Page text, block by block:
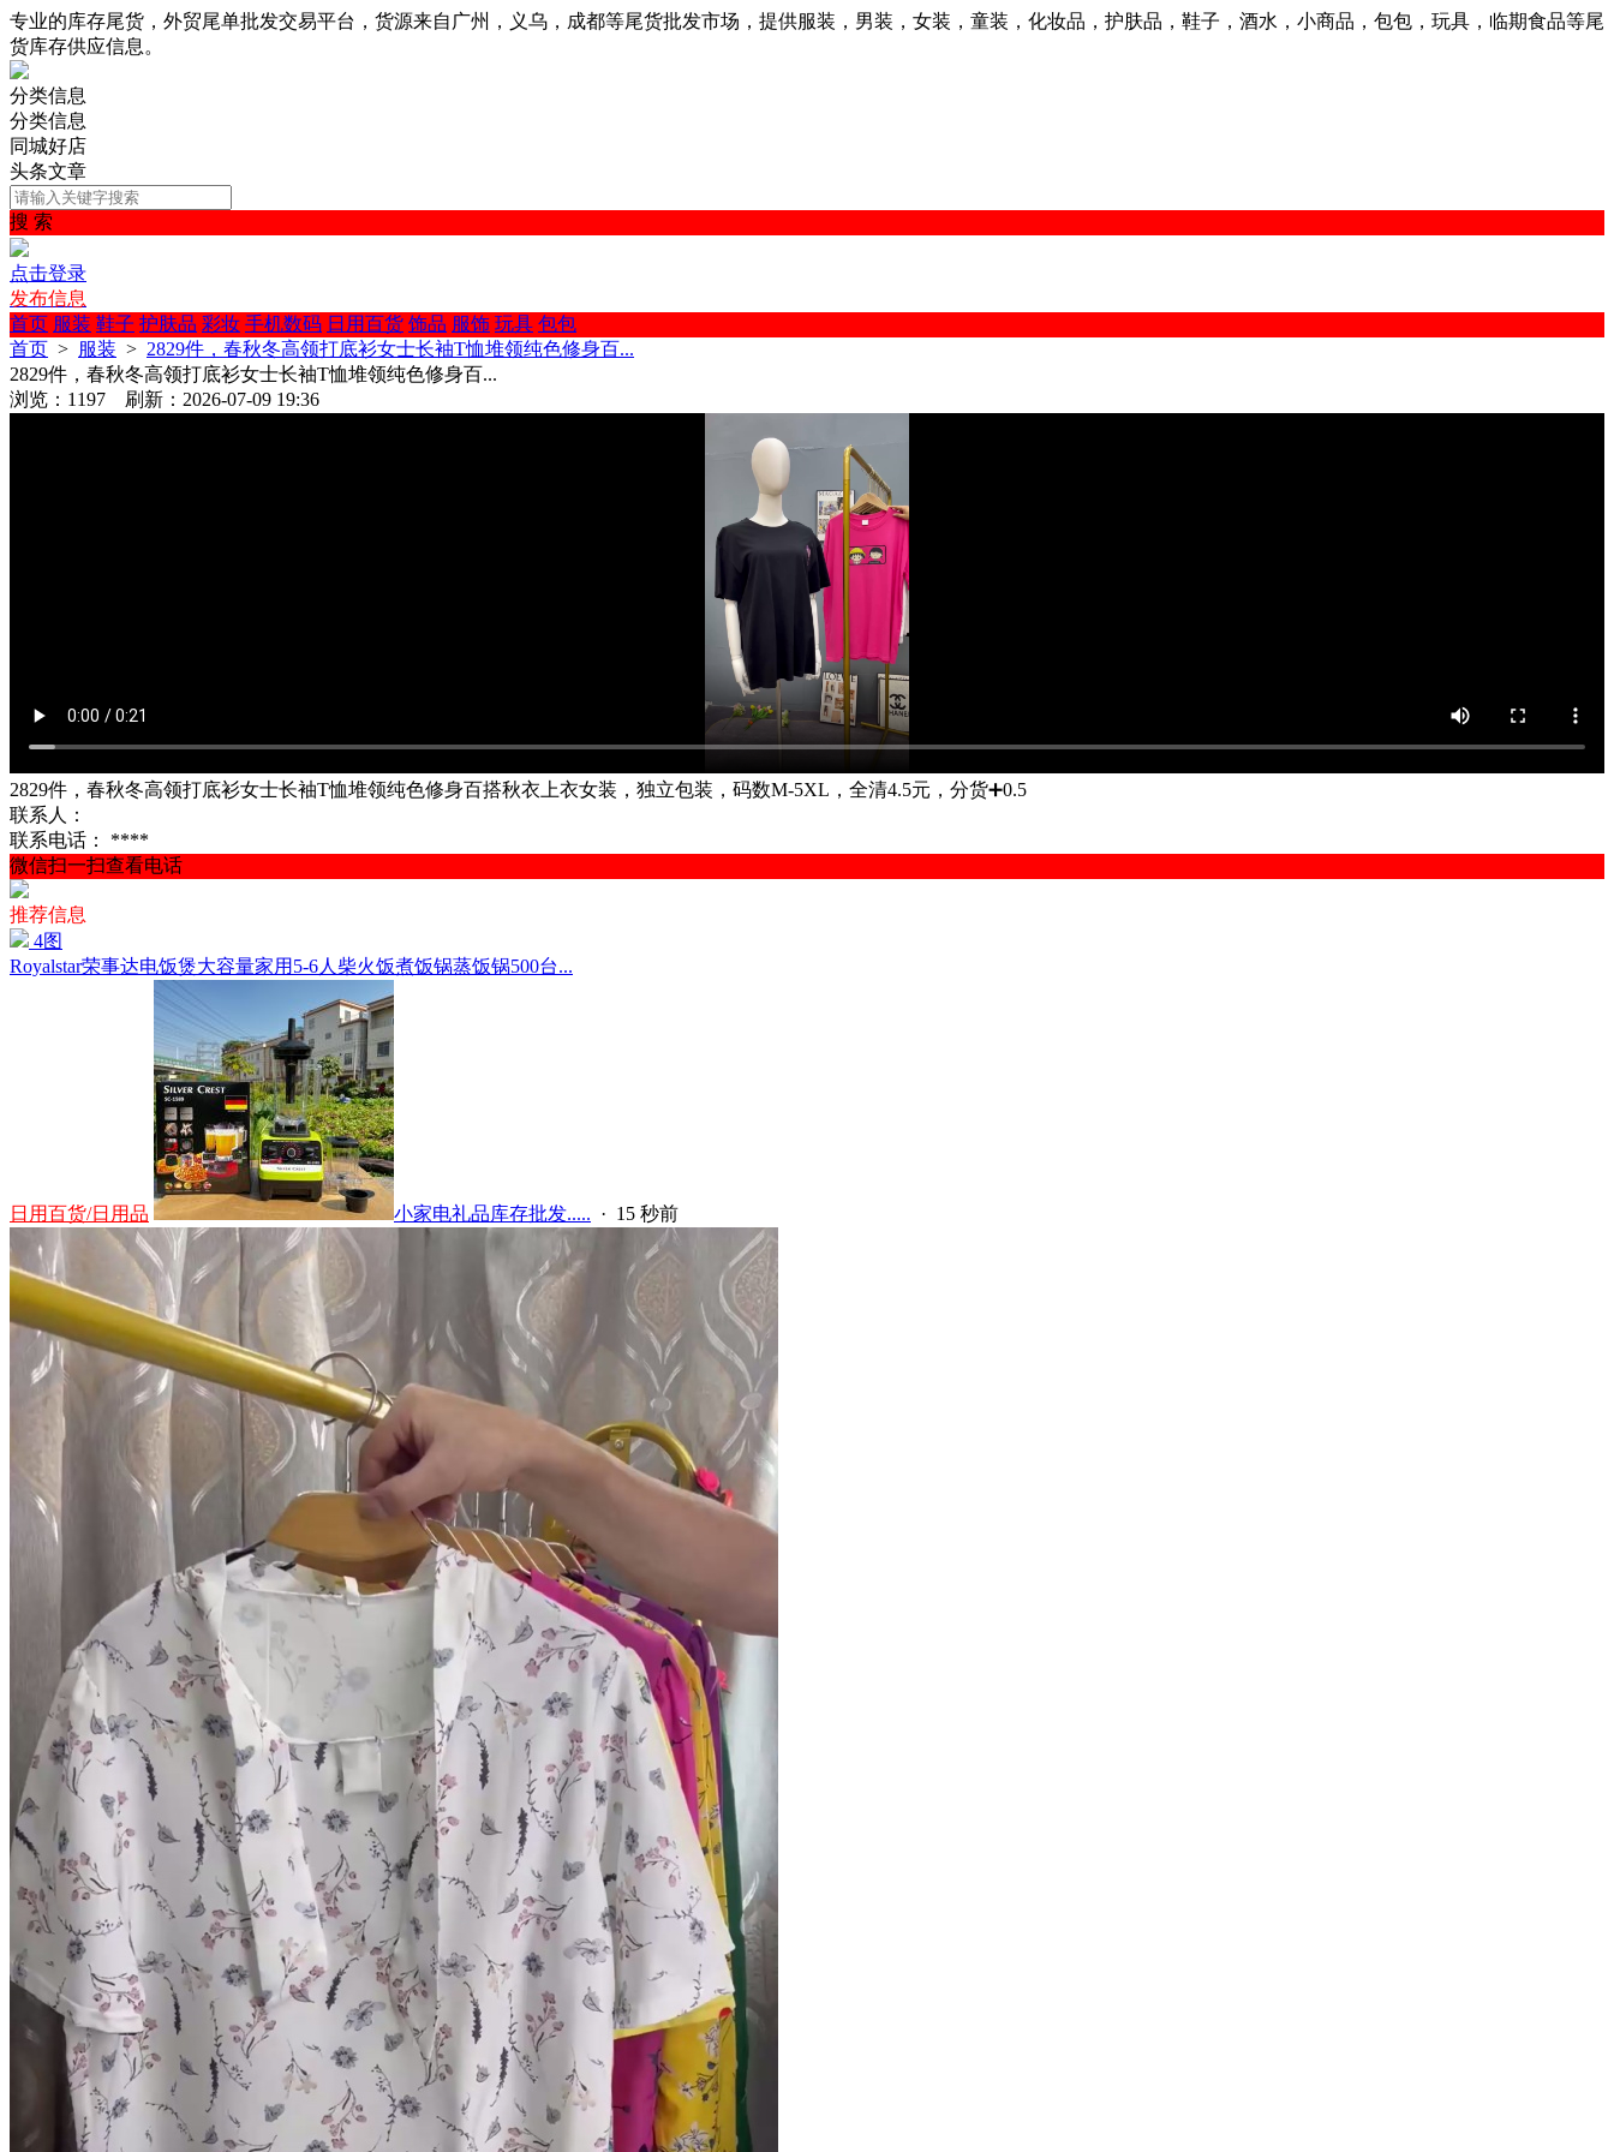
专业的库存尾货，外贸尾单批发交易平台，货源来自广州，义乌，成都等尾货批发市场，提供服装，男装，女装，童装，化妆品，护肤品，鞋子，酒水，小商品，包包，玩具，临期食品等尾
货库存供应信息。
分类信息
分类信息
同城好店
头条文章
搜 索
点击登录
发布信息
首页 服装 鞋子 护肤品 彩妆 手机数码 日用百货 饰品 服饰 玩具 包包
首页 > 服装 > 2829件，春秋冬高领打底衫女士长袖T恤堆领纯色修身百...
2829件，春秋冬高领打底衫女士长袖T恤堆领纯色修身百...
浏览：1197 刷新：2026-07-09 19:36
2829件，春秋冬高领打底衫女士长袖T恤堆领纯色修身百搭秋衣上衣女装，独立包装，码数M-5XL，全清4.5元，分货➕0.5
联系人：
联系电话：
****
微信扫一扫查看电话
推荐信息
4图
Royalstar荣事达电饭煲大容量家用5-6人柴火饭煮饭锅蒸饭锅500台...
日用百货/日用品 小家电礼品库存批发..... · 15 秒前